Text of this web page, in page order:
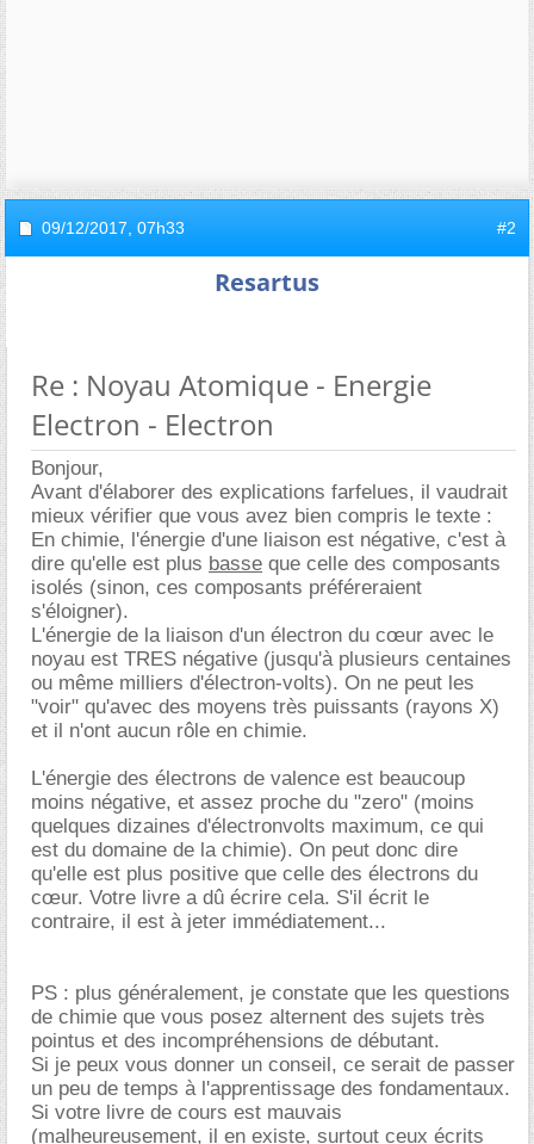
09/12/2017, 07h33 #2
Resartus
Re : Noyau Atomique - Energie
Electron - Electron
Bonjour,
Avant d'élaborer des explications farfelues, il vaudrait
mieux vérifier que vous avez bien compris le texte :
En chimie, l'énergie d'une liaison est négative, c'est à
dire qu'elle est plus basse que celle des composants
isolés (sinon, ces composants préféreraient
s'éloigner).
L'énergie de la liaison d'un électron du cœur avec le
noyau est TRES négative (jusqu'à plusieurs centaines
ou même milliers d'électron-volts). On ne peut les
"voir" qu'avec des moyens très puissants (rayons X)
et il n'ont aucun rôle en chimie.
L'énergie des électrons de valence est beaucoup
moins négative, et assez proche du "zero" (moins
quelques dizaines d'électronvolts maximum, ce qui
est du domaine de la chimie). On peut donc dire
qu'elle est plus positive que celle des électrons du
cœur. Votre livre a dû écrire cela. S'il écrit le
contraire, il est à jeter immédiatement...
PS : plus généralement, je constate que les questions
de chimie que vous posez alternent des sujets très
pointus et des incompréhensions de débutant.
Si je peux vous donner un conseil, ce serait de passer
un peu de temps à l'apprentissage des fondamentaux.
Si votre livre de cours est mauvais
(malheureusement, il en existe, surtout ceux écrits